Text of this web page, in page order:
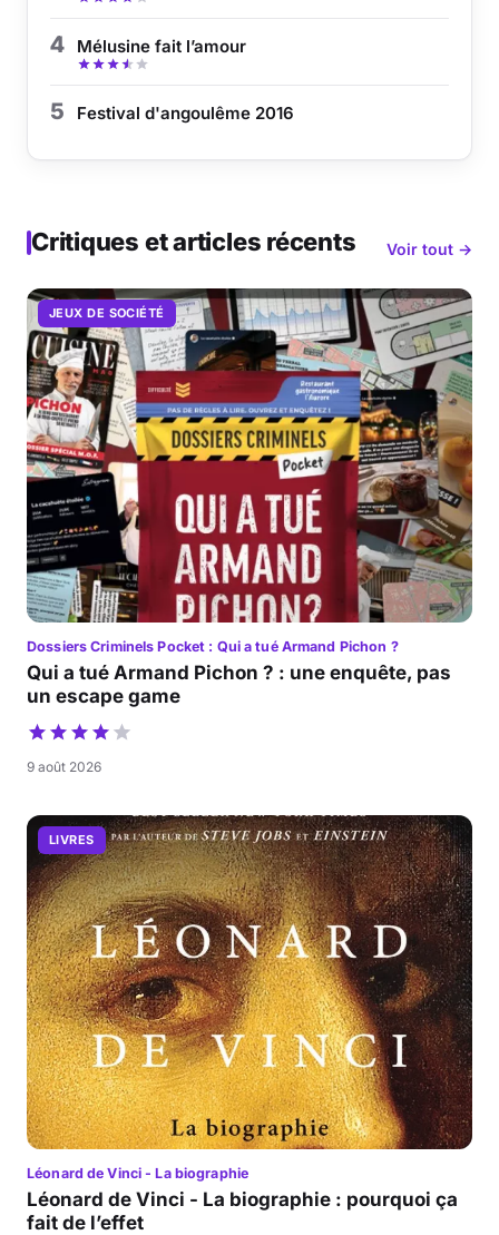
4 Mélusine fait l’amour
5 Festival d'angoulême 2016
Critiques et articles récents Voir tout →
JEUX DE SOCIÉTÉ
Dossiers Criminels Pocket : Qui a tué Armand Pichon ?
Qui a tué Armand Pichon ? : une enquête, pas
un escape game
9 août 2026
LIVRES
Léonard de Vinci - La biographie
Léonard de Vinci - La biographie : pourquoi ça
fait de l’effet